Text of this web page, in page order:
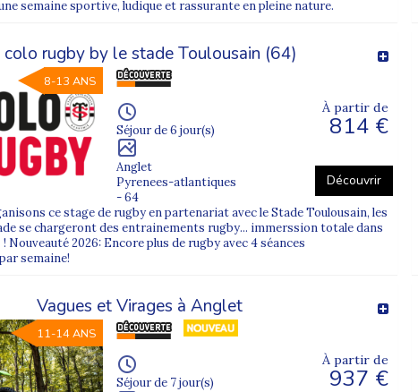
semaine sportive, ludique et rassurante en pleine nature.
colo rugby by le stade Toulousain (64)
8-13 ANS
Séjour de 6 jour(s)
Anglet
Pyrenees-atlantiques
- 64
À partir de
814 €
Découvrir
ce stage de rugby en partenariat avec le Stade Toulousain, les
se chargeront des entrainements rugby... immerssion totale dans
Nouveauté 2026: Encore plus de rugby avec 4 séances
semaine!
Vagues et Virages à Anglet
11-14 ANS
Séjour de 7 jour(s)
À partir de
937 €